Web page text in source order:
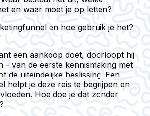
en waar moet je op letten?
en hoe gebruik je het?
een aankoop doet, doorloopt hij
- van de eerste kennismaking met
de uiteindelijke beslissing. Een
helpt je deze reis te begrijpen en
Hoe doe je dat zonder